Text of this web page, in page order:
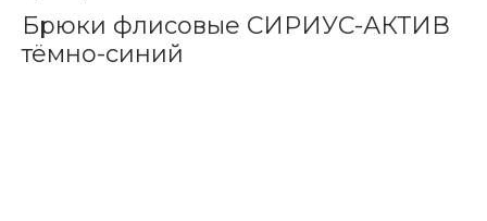
Брюки флисовые СИРИУС-АКТИВ
тёмно-синий